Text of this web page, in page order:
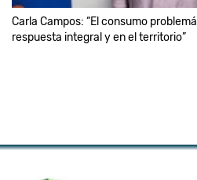
Carla Campos: “El consumo
respuesta integral y en el territorio”